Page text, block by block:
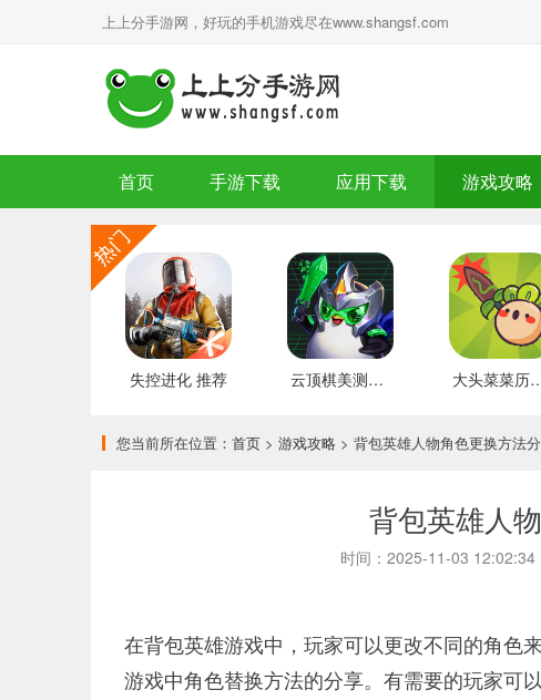
上上分手游网，好玩的手机游戏尽在www.shangsf.com
首页 手游下载 应用下载 游戏攻略
失控进化 推荐 云顶棋美测服 最新版 大头菜菜历
您当前所在位置： 首页 > 游戏攻略 > 背包英雄人物角色更换方法
背包英雄人
时间：2025-11-03 12:02:34
在背包英雄游戏中，玩家可以更改不同的角色
游戏中角色替换方法的分享。有需要的玩家可以